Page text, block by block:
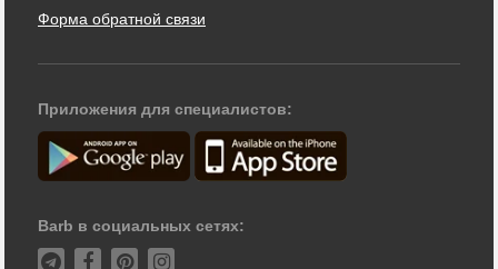
Форма обратной связи
Приложения для специалистов:
Barb в социальных сетях: